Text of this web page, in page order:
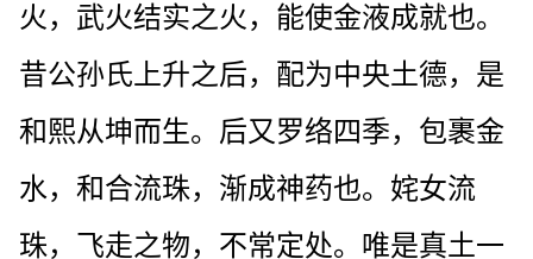
火，武火结实之火，能使金液成就也。
昔公孙氏上升之后，配为中央土德，是
和熙从坤而生。后又罗络四季，包裹金
水，和合流珠，渐成神药也。姹女流
珠，飞走之物，不常定处。唯是真土一